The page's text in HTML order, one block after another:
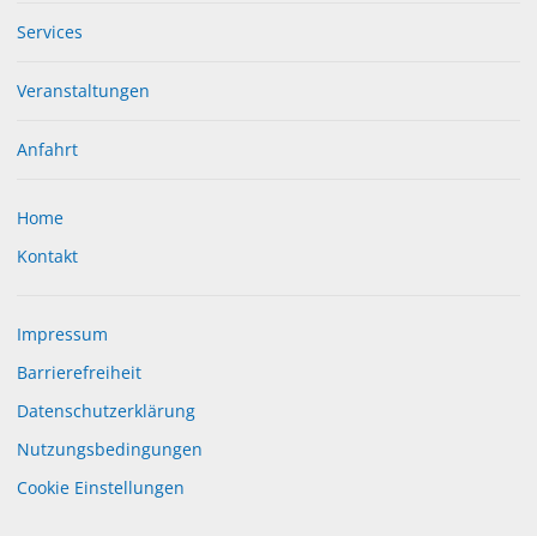
Services
Veranstaltungen
Anfahrt
Home
Kontakt
Impressum
Barrierefreiheit
Datenschutzerklärung
Nutzungsbedingungen
Cookie Einstellungen